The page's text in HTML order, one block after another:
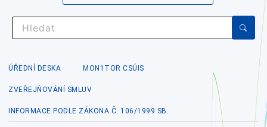
ÚŘEDNÍ DESKA MON1TOR CSÚIS
ZVEŘEJŇOVÁNÍ SMLUV
INFORMACE PODLE ZÁKONA Č. 106/1999 SB.